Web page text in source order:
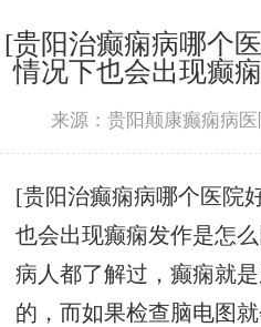
[贵阳治癫痫病哪个
情况下也会出现癫
来源：贵阳颠康癫痫病医
[贵阳治癫痫病哪个医院
也会出现癫痫发作是怎
病人都了解过，癫痫就
的，而如果检查脑电图